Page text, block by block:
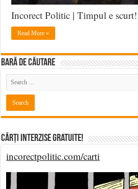
Incorect Politic | Timpul e scurt!
Read More »
BARĂ DE CĂUTARE
Cărți Interzise Gratuite!
incorectpolitic.com/carti